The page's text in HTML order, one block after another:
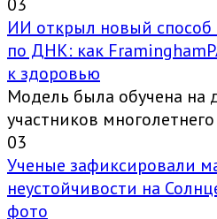
ИИ открыл новый способ
по ДНК: как
к здоровью
Модель была обучена на
участников многолетнего
03
Ученые зафиксировали
неустойчивости на
фото